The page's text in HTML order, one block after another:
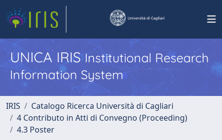
UNICA IRISInstitutional Research
Information System
IRIS
Catalogo Ricerca Università di Cagliari
4 Contributo in Atti di Convegno (Proceeding)
4.3 Poster